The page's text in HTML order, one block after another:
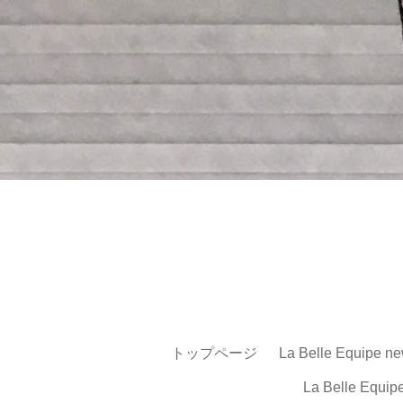
トップページ La Belle Equipe
La Belle